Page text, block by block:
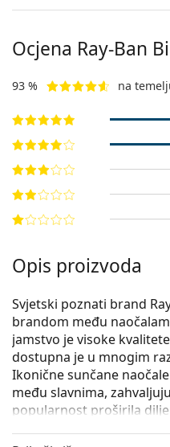
Ocjena Ray-Ban
93 % na
Opis proizvoda
Svjetski poznati brand
brandom među
jamstvo je visoke
dostupna je u mnogim
Ikonične sunčane
među slavnima,
popularnost proširila
Ray-Ban Bill RB2198